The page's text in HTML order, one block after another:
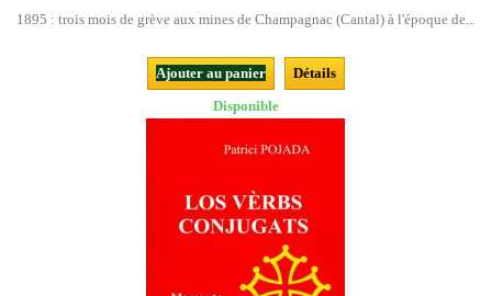
1895 : trois mois de grève aux mines de Champagnac (Cantal) à l'époque de...
Ajouter au panier
Détails
Disponible